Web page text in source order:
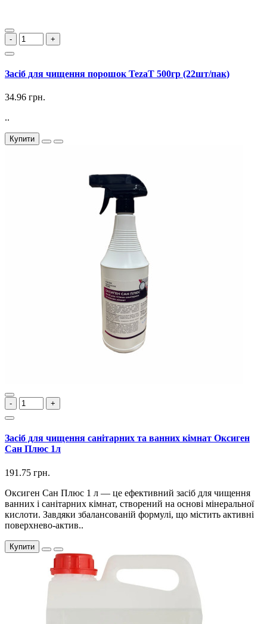
- +
Засіб для чищення порошок TezaT 500гр (22шт/пак)
34.96 грн.
..
Купити
- +
Засіб для чищення санітарних та ванних кімнат Оксиген
Сан Плюс 1л
191.75 грн.
Оксиген Сан Плюс 1 л — це ефективний засіб для чищення
ванних і санітарних кімнат, створений на основі мінеральної
кислоти. Завдяки збалансованій формулі, що містить активні
поверхнево-актив..
Купити